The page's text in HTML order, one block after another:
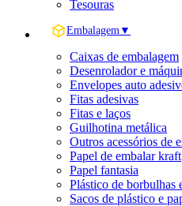
Tesouras
Embalagem ▼
Caixas de embalagem
Desenrolador e
Envelopes auto
Fitas adesivas
Fitas e laços
Guilhotina metálica
Outros acessórios de
Papel de embalar kraft
Papel fantasia
Plástico de borbulhas
Sacos de plástico e